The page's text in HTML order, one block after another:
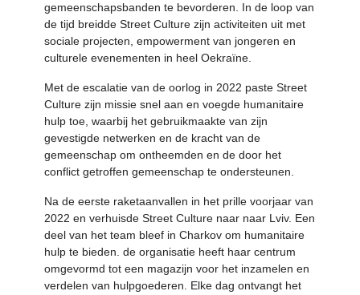
gemeenschapsbanden te bevorderen. In de loop van
de tijd breidde Street Culture zijn activiteiten uit met
sociale projecten, empowerment van jongeren en
culturele evenementen in heel Oekraïne.
Met de escalatie van de oorlog in 2022 paste Street
Culture zijn missie snel aan en voegde humanitaire
hulp toe, waarbij het gebruikmaakte van zijn
gevestigde netwerken en de kracht van de
gemeenschap om ontheemden en de door het
conflict getroffen gemeenschap te ondersteunen.
Na de eerste raketaanvallen in het prille voorjaar van
2022 en verhuisde Street Culture naar naar Lviv. Een
deel van het team bleef in Charkov om humanitaire
hulp te bieden. de organisatie heeft haar centrum
omgevormd tot een magazijn voor het inzamelen en
verdelen van hulpgoederen. Elke dag ontvangt het